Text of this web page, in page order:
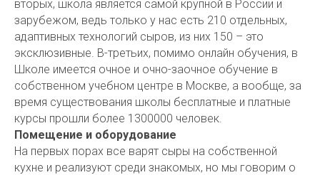
вторых, школа является самой крупной в России и
зарубежом, ведь только у нас есть 210 отдельных,
адаптивных технологий сыров, из них 150 – это
эксклюзивные. В-третьих, помимо онлайн обучения, в
Школе имеется очное и очно-заочное обучение в
собственном учебном центре в Москве, а вообще, за
время существования школы бесплатные и платные
курсы прошли более 1300000 человек.
Помещение и оборудование
На первых порах все варят сыры на собственной
кухне и реализуют среди знакомых, но мы говорим о